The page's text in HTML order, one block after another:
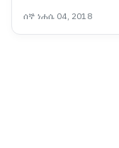
ኢኒሼቲቭ ተሳታፊዎች እና
የዘርፉ ባለሙያዎች ጥሪ
ሰኞ ነሐሴ 04, 2018